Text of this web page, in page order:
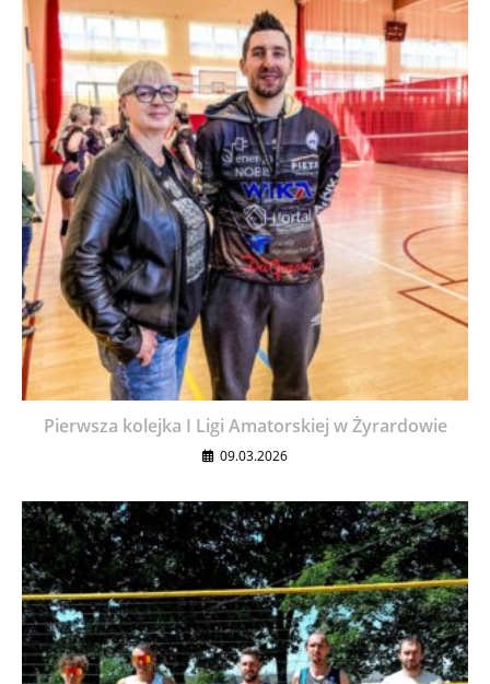
Pierwsza kolejka I Ligi Amatorskiej w Żyrardowie
09.03.2026